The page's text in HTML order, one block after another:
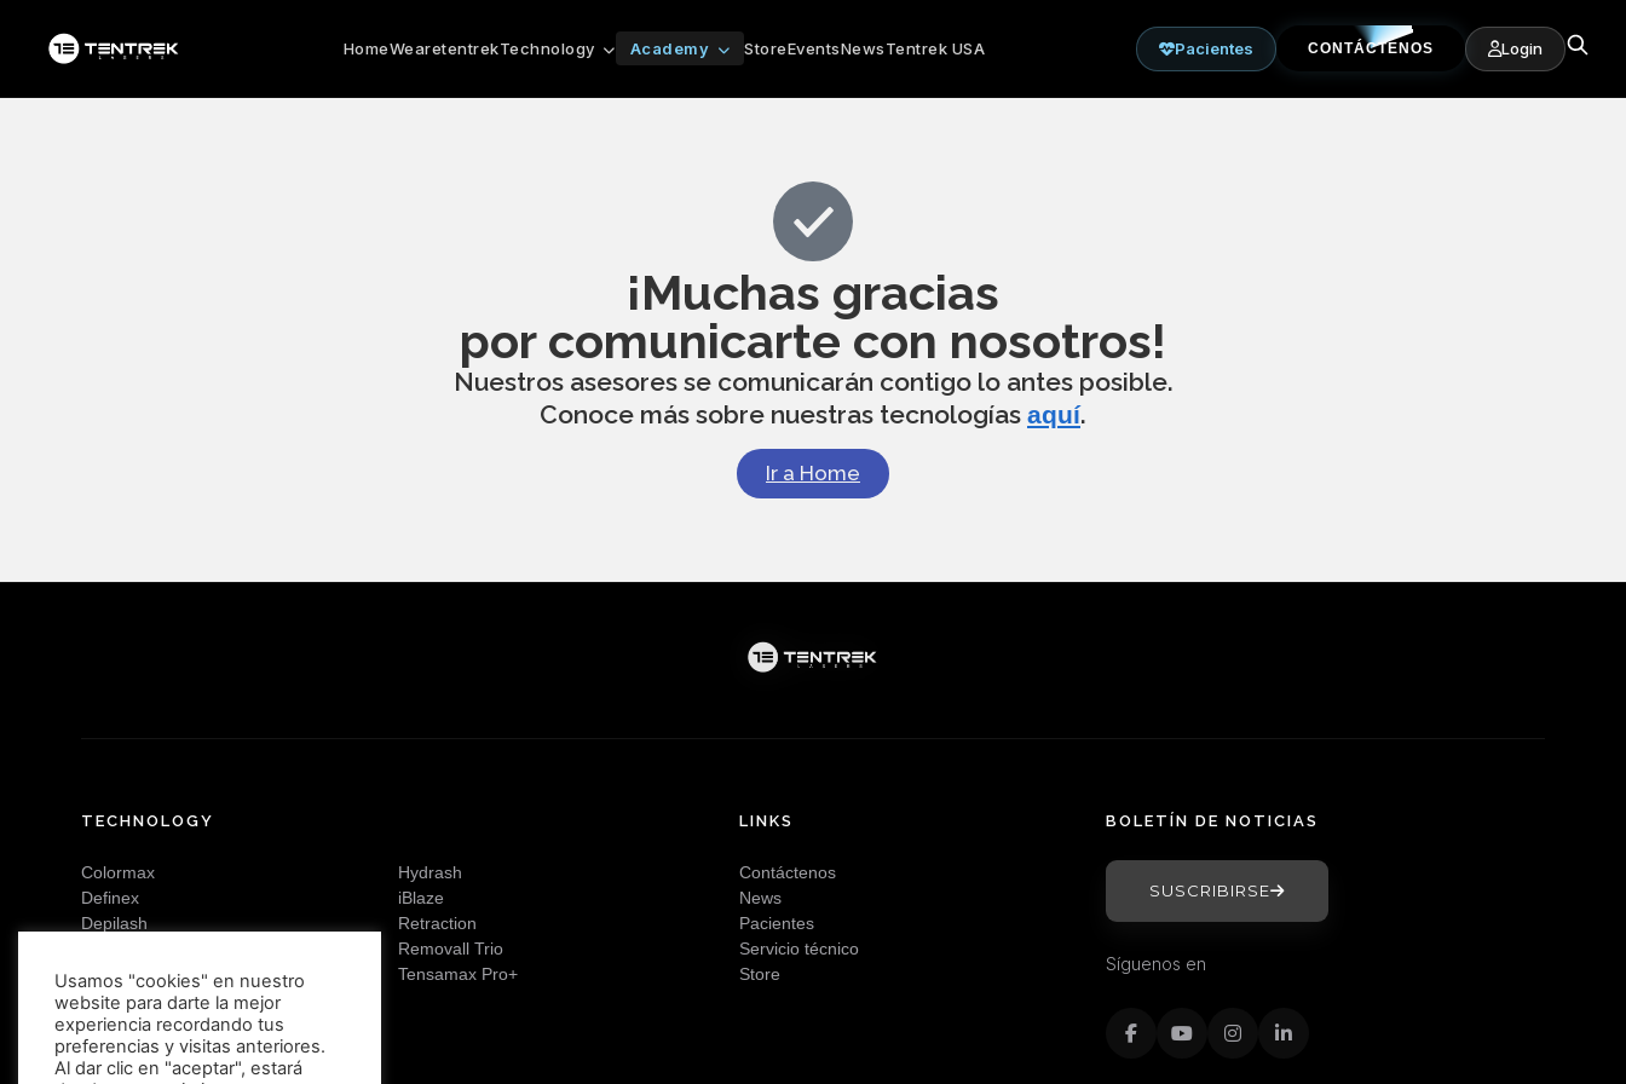
HomeWearetentrekTechnology Academy StoreEventsNewsTentrek USA Pacientes CONTÁCTENOS Login
¡Muchas gracias
por comunicarte con nosotros!
Nuestros asesores se comunicarán contigo lo antes posible.
Conoce más sobre nuestras tecnologías aquí.
Ir a Home
TECHNOLOGY
Colormax
Definex
Depilash
Hydrash
iBlaze
Retraction
Removall Trio
Tensamax Pro+
LINKS
Contáctenos
News
Pacientes
Servicio técnico
Store
BOLETÍN DE NOTICIAS
SUSCRIBIRSE
Síguenos en
Usamos "cookies" en nuestro
website para darte la mejor
experiencia recordando tus
preferencias y visitas anteriores.
Al dar clic en "aceptar", estará